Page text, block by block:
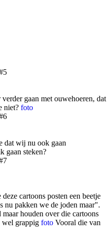
gaan met ouwehoeren, dat
niet? foto
dat wij nu ook gaan
gaan steken?
cartoons posten een beetje
nu pakken we de joden maar".
houden over die cartoons
wel grappig foto Vooral die van